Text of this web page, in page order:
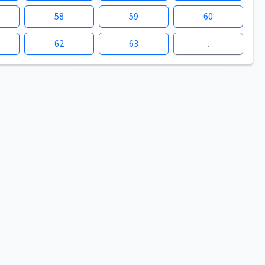
58 59 60
62 63 …